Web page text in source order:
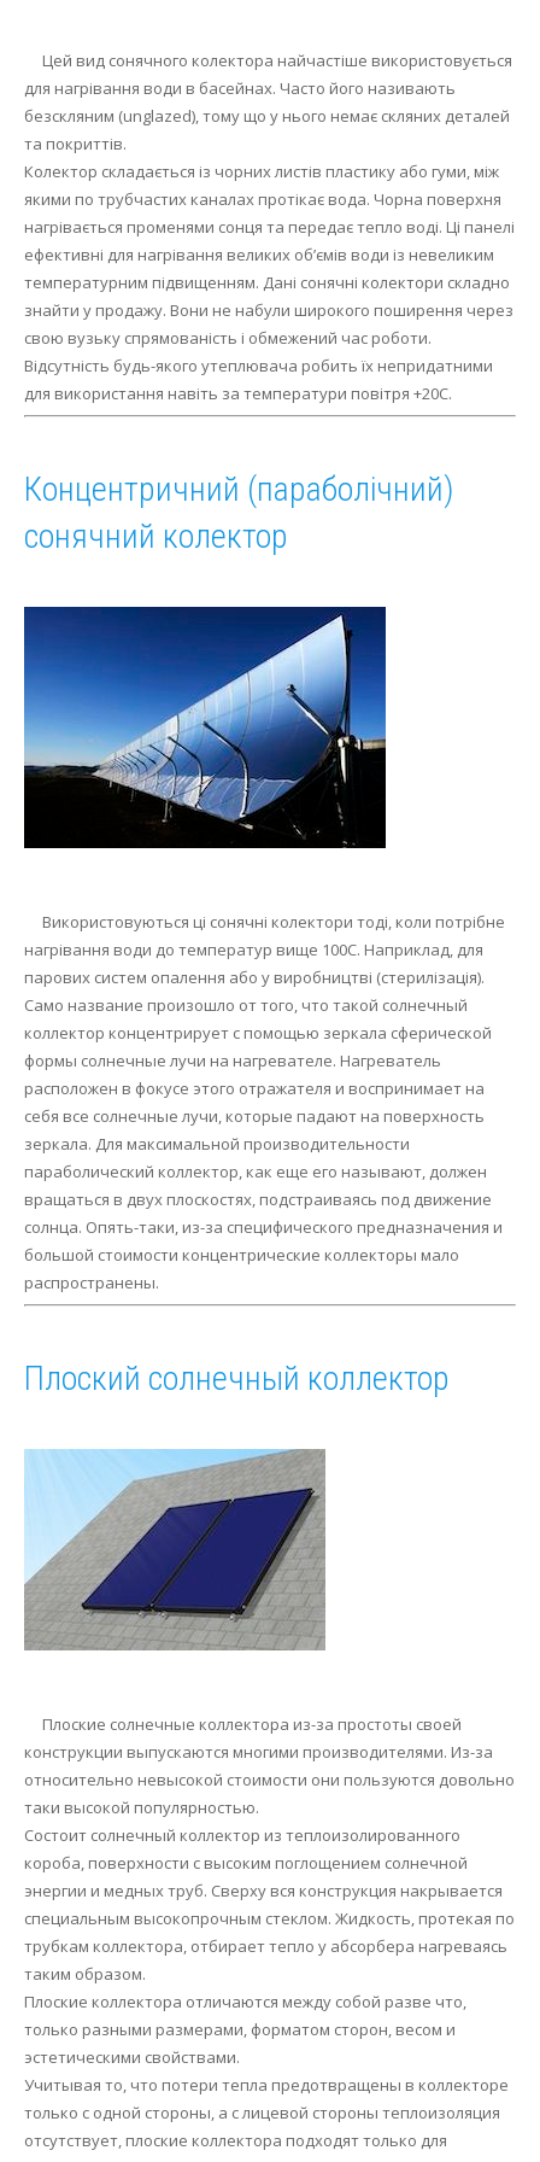
Цей вид сонячного колектора найчастіше використовується
для нагрівання води в басейнах. Часто його називають
безскляним (unglazed), тому що у нього немає скляних деталей
та покриттів.
Колектор складається із чорних листів пластику або гуми, між
якими по трубчастих каналах протікає вода. Чорна поверхня
нагрівається променями сонця та передає тепло воді. Ці панелі
ефективні для нагрівання великих об’ємів води із невеликим
температурним підвищенням. Дані сонячні колектори складно
знайти у продажу. Вони не набули широкого поширення через
свою вузьку спрямованість і обмежений час роботи.
Відсутність будь-якого утеплювача робить їх непридатними
для використання навіть за температури повітря +20С.
Концентричний (параболічний)
сонячний колектор
Використовуються ці сонячні колектори тоді, коли потрібне
нагрівання води до температур вище 100С. Наприклад, для
парових систем опалення або у виробництві (стерилізація).
Само название произошло от того, что такой солнечный
коллектор концентрирует с помощью зеркала сферической
формы солнечные лучи на нагревателе. Нагреватель
расположен в фокусе этого отражателя и воспринимает на
себя все солнечные лучи, которые падают на поверхность
зеркала. Для максимальной производительности
параболический коллектор, как еще его называют, должен
вращаться в двух плоскостях, подстраиваясь под движение
солнца. Опять-таки, из-за специфического предназначения и
большой стоимости концентрические коллекторы мало
распространены.
Плоский солнечный коллектор
Плоские солнечные коллектора из-за простоты своей
конструкции выпускаются многими производителями. Из-за
относительно невысокой стоимости они пользуются довольно
таки высокой популярностью.
Состоит солнечный коллектор из теплоизолированного
короба, поверхности с высоким поглощением солнечной
энергии и медных труб. Сверху вся конструкция накрывается
специальным высокопрочным стеклом. Жидкость, протекая по
трубкам коллектора, отбирает тепло у абсорбера нагреваясь
таким образом.
Плоские коллектора отличаются между собой разве что,
только разными размерами, форматом сторон, весом и
эстетическими свойствами.
Учитывая то, что потери тепла предотвращены в коллекторе
только с одной стороны, а с лицевой стороны теплоизоляция
отсутствует, плоские коллектора подходят только для